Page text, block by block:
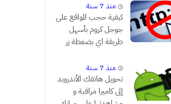
منذ 7 سنة
كيفية حجب المواقع على
جوجل كروم بأسهل
طريقة اي بضغطة زر
منذ 7 سنة
تحويل هاتفك الأندرويد
إلى كاميرا مراقبة و